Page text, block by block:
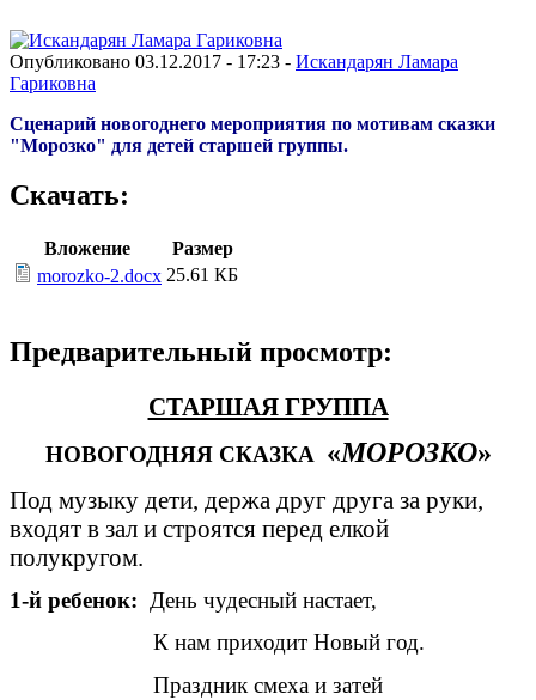
Опубликовано 03.12.2017 - 17:23 - Искандарян Ламара
Гариковна
Сценарий новогоднего мероприятия по мотивам сказки
"Морозко" для детей старшей группы.
Скачать:
Вложение
Размер
morozko-2.docx 25.61 КБ
Предварительный просмотр:
СТАРШАЯ ГРУППА
НОВОГОДНЯЯ СКАЗКА «МОРОЗКО»
Под музыку дети, держа друг друга за руки,
входят в зал и строятся перед елкой
полукругом.
1-й ребенок: День чудесный настает,
К нам приходит Новый год.
Праздник смеха и затей